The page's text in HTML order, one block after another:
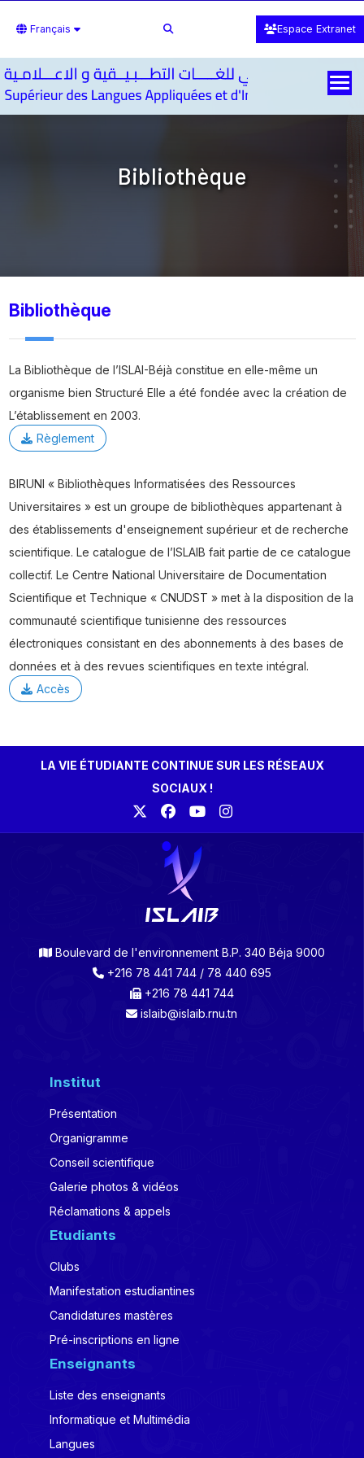
Français Espace Extranet
Bibliothèque
Bibliothèque
La Bibliothèque de l’ISLAI-Béjà constitue en elle-même un
organisme bien Structuré Elle a été fondée avec la création de
L’établissement en 2003.
Règlement
BIRUNI « Bibliothèques Informatisées des Ressources
Universitaires » est un groupe de bibliothèques appartenant à
des établissements d'enseignement supérieur et de recherche
scientifique. Le catalogue de l’ISLAIB fait partie de ce catalogue
collectif. Le Centre National Universitaire de Documentation
Scientifique et Technique « CNUDST » met à la disposition de la
communauté scientifique tunisienne des ressources
électroniques consistant en des abonnements à des bases de
données et à des revues scientifiques en texte intégral.
Accès
LA VIE ÉTUDIANTE CONTINUE SUR LES RÉSEAUX
SOCIAUX !
Boulevard de l'environnement B.P. 340 Béja 9000
+216 78 441 744 / 78 440 695
+216 78 441 744
islaib@islaib.rnu.tn
Institut
Présentation
Organigramme
Conseil scientifique
Galerie photos & vidéos
Réclamations & appels
Etudiants
Clubs
Manifestation estudiantines
Candidatures mastères
Pré-inscriptions en ligne
Enseignants
Liste des enseignants
Informatique et Multimédia
Langues